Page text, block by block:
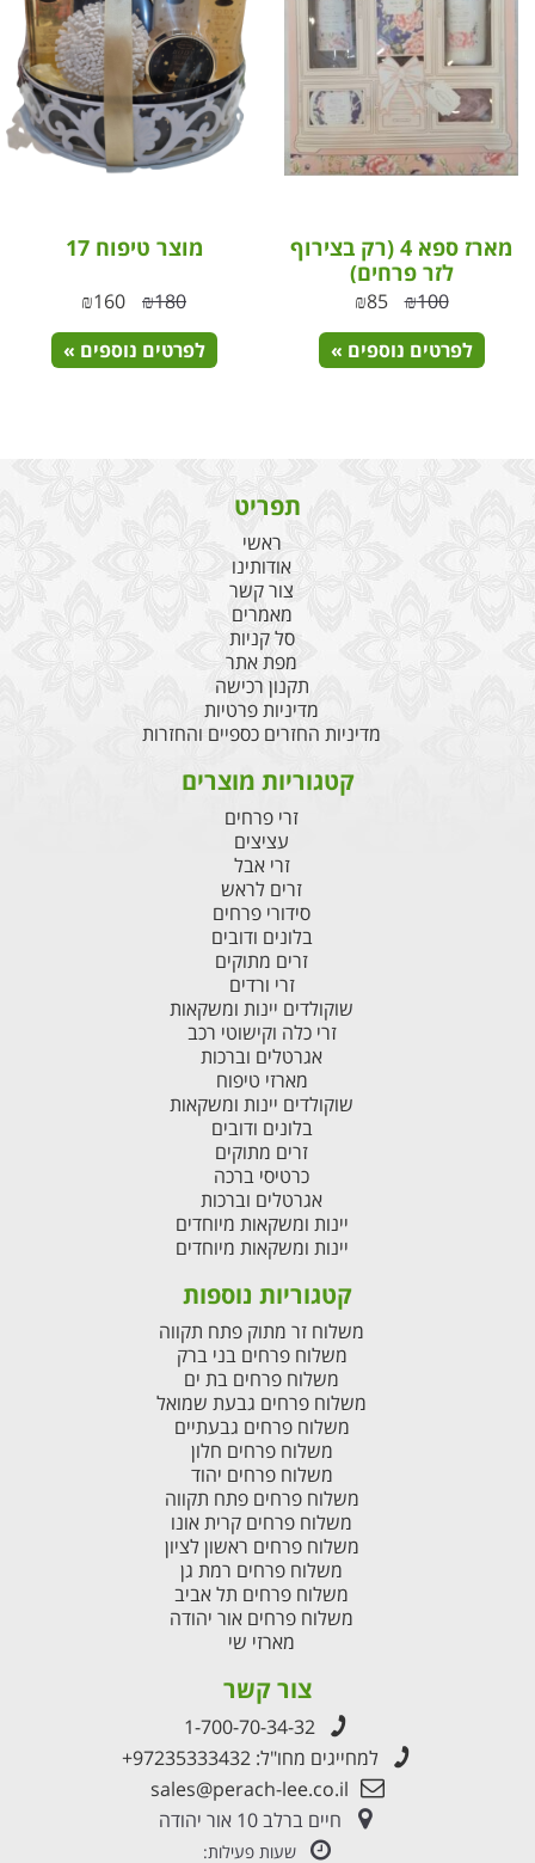
מארז ספא 4 (רק בצירוף
לזר פרחים)
₪100
₪85
לפרטים נוספים »
מוצר טיפוח 17
₪180
₪160
לפרטים נוספים »
תפריט
ראשי
אודותינו
צור קשר
מאמרים
סל קניות
מפת אתר
תקנון רכישה
מדיניות פרטיות
מדיניות החזרים כספיים והחזרות
קטגוריות מוצרים
זרי פרחים
עציצים
זרי אבל
זרים לראש
סידורי פרחים
בלונים ודובים
זרים מתוקים
זרי ורדים
שוקולדים יינות ומשקאות
זרי כלה וקישוטי רכב
אגרטלים וברכות
מארזי טיפוח
שוקולדים יינות ומשקאות
בלונים ודובים
זרים מתוקים
כרטיסי ברכה
אגרטלים וברכות
יינות ומשקאות מיוחדים
יינות ומשקאות מיוחדים
קטגוריות נוספות
משלוח זר מתוק פתח תקווה
משלוח פרחים בני ברק
משלוח פרחים בת ים
משלוח פרחים גבעת שמואל
משלוח פרחים גבעתיים
משלוח פרחים חלון
משלוח פרחים יהוד
משלוח פרחים פתח תקווה
משלוח פרחים קרית אונו
משלוח פרחים ראשון לציון
משלוח פרחים רמת גן
משלוח פרחים תל אביב
משלוח פרחים אור יהודה
מארזי שי
צור קשר
1-700-70-34-32
למחייגים מחו"ל:+97235333432
sales@perach-lee.co.il
חיים ברלב 10 אור יהודה
שעות פעילות: